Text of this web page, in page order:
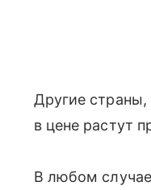
Другие страны,
в цене растут
В любом